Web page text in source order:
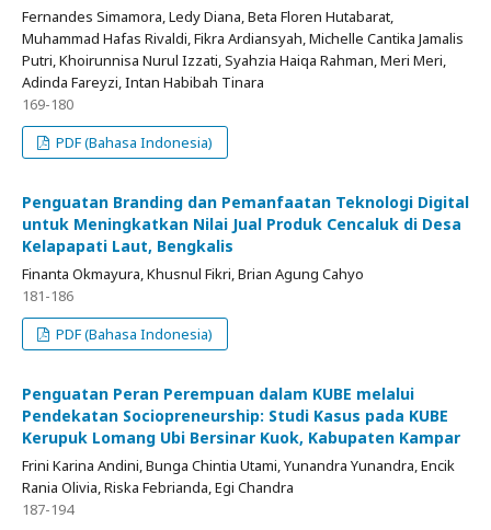
Fernandes Simamora, Ledy Diana, Beta Floren Hutabarat,
Muhammad Hafas Rivaldi, Fikra Ardiansyah, Michelle Cantika Jamalis
Putri, Khoirunnisa Nurul Izzati, Syahzia Haiqa Rahman, Meri Meri,
Adinda Fareyzi, Intan Habibah Tinara
169-180
PDF (Bahasa Indonesia)
Penguatan Branding dan Pemanfaatan Teknologi Digital
untuk Meningkatkan Nilai Jual Produk Cencaluk di Desa
Kelapapati Laut, Bengkalis
Finanta Okmayura, Khusnul Fikri, Brian Agung Cahyo
181-186
PDF (Bahasa Indonesia)
Penguatan Peran Perempuan dalam KUBE melalui
Pendekatan Sociopreneurship: Studi Kasus pada KUBE
Kerupuk Lomang Ubi Bersinar Kuok, Kabupaten Kampar
Frini Karina Andini, Bunga Chintia Utami, Yunandra Yunandra, Encik
Rania Olivia, Riska Febrianda, Egi Chandra
187-194